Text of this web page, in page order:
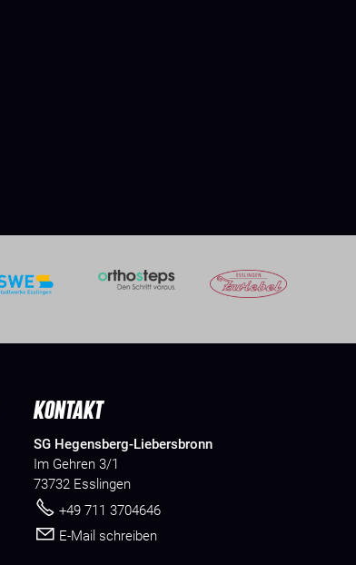
KONTAKT
SG Hegensberg-Liebersbronn
Im Gehren 3/1
73732 Esslingen
+49 711 3704646
E-Mail schreiben